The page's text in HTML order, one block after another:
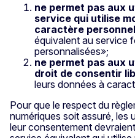
ne permet pas aux
service qui utilise
caractère personnel
équivalent au service
personnalisées»;
ne permet pas aux
droit de consentir
leurs données à
Pour que le respect du
numériques soit assuré, les
leur consentement